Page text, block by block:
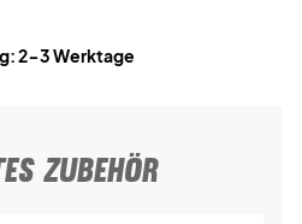
2-3 Werktage
ZUBEHÖR